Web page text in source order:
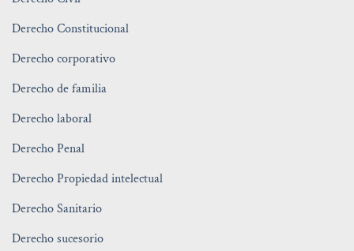
Derecho Constitucional
Derecho corporativo
Derecho de familia
Derecho laboral
Derecho Penal
Derecho Propiedad intelectual
Derecho Sanitario
Derecho sucesorio